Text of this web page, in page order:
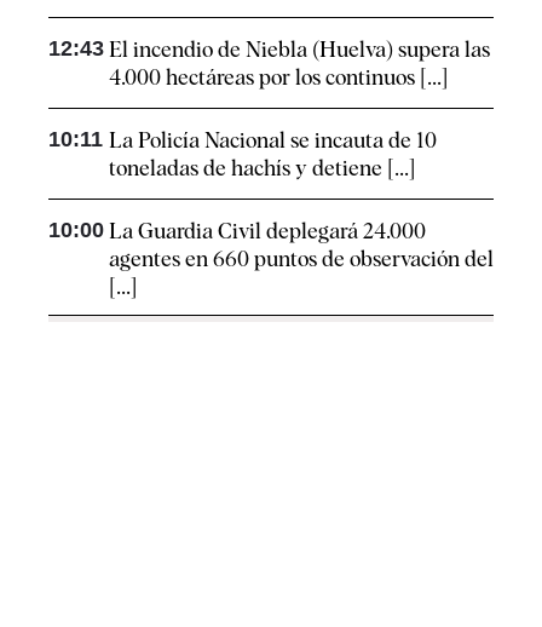
12:43 El incendio de Niebla (Huelva) supera las
4.000 hectáreas por los continuos [...]
10:11 La Policía Nacional se incauta de 10
toneladas de hachís y detiene [...]
10:00 La Guardia Civil deplegará 24.000
agentes en 660 puntos de observación del
[...]